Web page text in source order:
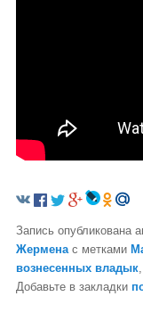
Запись опубликована
Жерменас метками
вознесенных владык,
Добавьте в закладки